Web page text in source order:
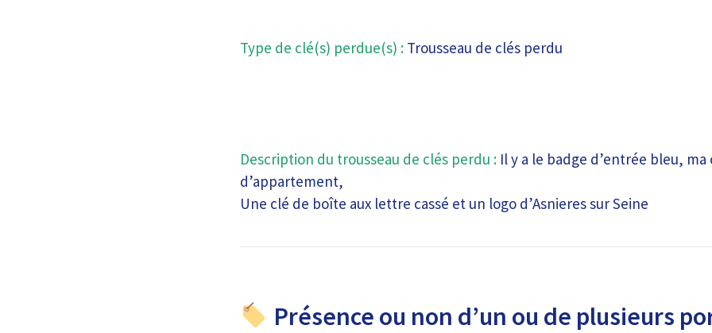
Type de clé(s) perdue(s) : Trousseau de clés perdu
Description du trousseau de clés perdu : Il y a le badge d’entrée bleu, ma
d’appartement,
Une clé de boîte aux lettre cassé et un logo d’Asnieres sur Seine
Présence ou non d’un ou de plusieurs